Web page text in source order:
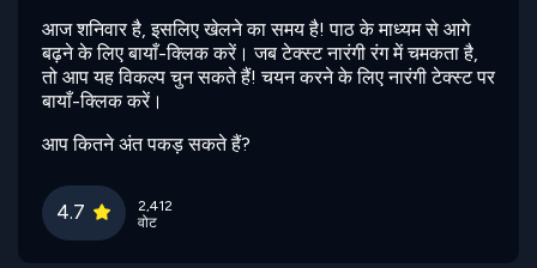
आज शनिवार है, इसलिए खेलने का समय है! पाठ के माध्यम से आगे
बढ़ने के लिए बायाँ-क्लिक करें। जब टेक्स्ट नारंगी रंग में चमकता है,
तो आप यह विकल्प चुन सकते हैं! चयन करने के लिए नारंगी टेक्स्ट पर
बायाँ-क्लिक करें।
आप कितने अंत पकड़ सकते हैं?
4.7
2,412
वोट